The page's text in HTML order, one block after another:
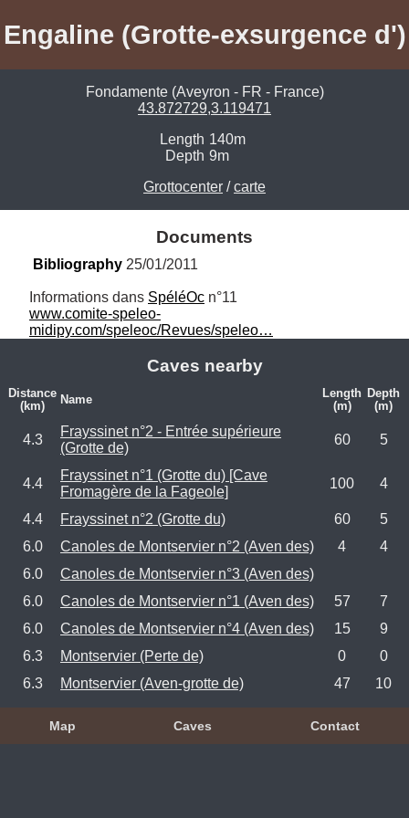
Engaline (Grotte-exsurgence d')
Fondamente (Aveyron - FR - France)
43.872729,3.119471
Length 140m
Depth 9m
Grottocenter /carte
Documents
Bibliography 25/01/2011
Informations dans SpéléOc
www.comite-speleo-
midipy.com/speleoc/Revues/speleo…
Caves nearby
Distance
(km)
Name
Length
(m)
Depth
(m)
4.3
Frayssinet n°2 - Entrée supérieure
(Grotte de)
60 5
4.4
Frayssinet n°1 (Grotte du) [Cave
Fromagère de la Fageole]
100 4
4.4 Frayssinet n°2 (Grotte du) 60
5
6.0
Canoles de Montservier n°2 (Aven des) 4
4
6.0
Canoles de Montservier n°3 (Aven des)
6.0
Canoles de Montservier n°1 (Aven des) 57
7
6.0
Canoles de Montservier n°4 (Aven des) 15
9
6.3
Montservier (Perte de) 0
0
6.3
Montservier (Aven-grotte de) 47 10
Map Caves Contact